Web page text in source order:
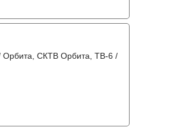
СКТВ Орбита, ТВ-6 /